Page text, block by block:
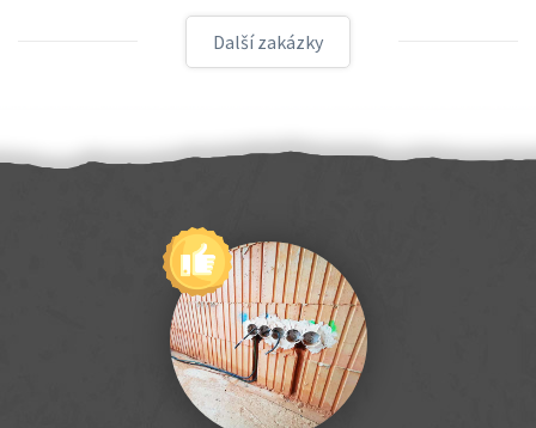
Další zakázky